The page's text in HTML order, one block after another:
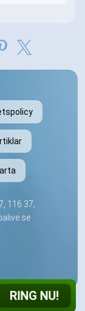
116 37,
RING NU!